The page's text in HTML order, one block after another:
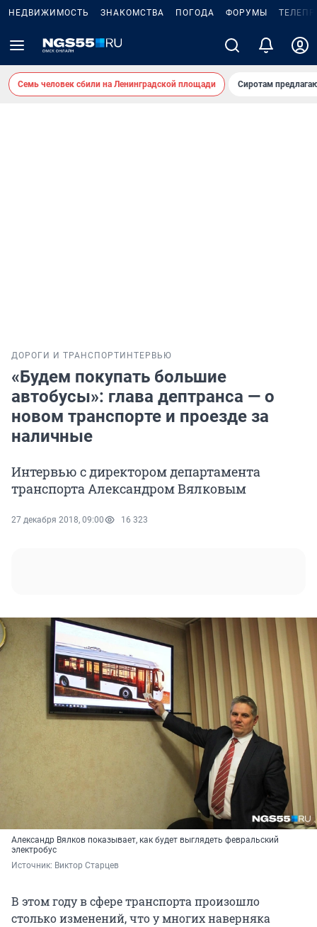
НЕДВИЖИМОСТЬ ЗНАКОМСТВА ПОГОДА ФОРУМЫ
Семь человек сбили на Ленинградской площади Сиротам
ДОРОГИ И ТРАНСПОРТ ИНТЕРВЬЮ
«Будем покупать большие
автобусы»: глава дептранса — о
новом транспорте и проезде за
наличные
Интервью с директором департамента
транспорта Александром Вялковым
27 декабря 2018, 09:00 16 323
Александр Вялков показывает, как будет выглядеть февральский
электробус
Источник: Виктор Старцев
В этом году в сфере транспорта произошло
столько изменений, что у многих наверняка